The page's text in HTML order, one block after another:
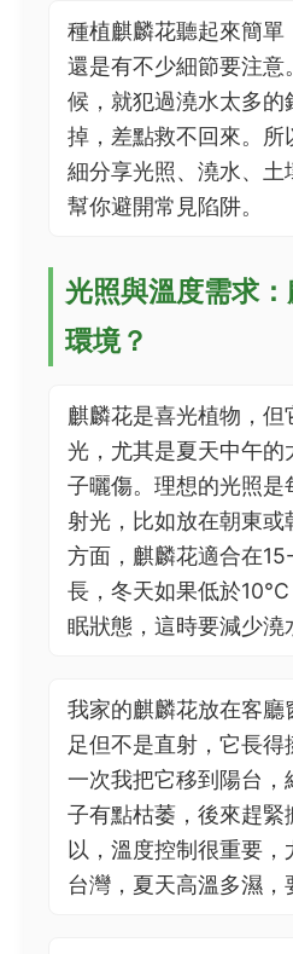
種植麒麟花聽起來簡單
還是有不少細節要注意
候，就犯過澆水太多的
掉，差點救不回來。所
細分享光照、澆水、土
幫你避開常見陷阱。
光照與溫度需求
環境？
麒麟花是喜光植物，但
光，尤其是夏天中午的
子曬傷。理想的光照
射光，比如放在朝東或
方面，麒麟花適合在
長，冬天如果低於
眠狀態，這時要減少澆
我家的麒麟花放在客廳
足但不是直射，它長
一次我把它移到陽台，
子有點枯萎，後來趕緊
以，溫度控制很重要
台灣，夏天高溫多濕，